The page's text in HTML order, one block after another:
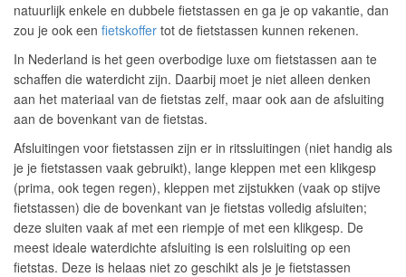
natuurlijk enkele en dubbele fietstassen en ga je op vakantie, dan
zou je ook een fietskoffer tot de fietstassen kunnen rekenen.
In Nederland is het geen overbodige luxe om fietstassen aan te
schaffen die waterdicht zijn. Daarbij moet je niet alleen denken
aan het materiaal van de fietstas zelf, maar ook aan de afsluiting
aan de bovenkant van de fietstas.
Afsluitingen voor fietstassen zijn er in ritssluitingen (niet handig als
je je fietstassen vaak gebruikt), lange kleppen met een klikgesp
(prima, ook tegen regen), kleppen met zijstukken (vaak op stijve
fietstassen) die de bovenkant van je fietstas volledig afsluiten;
deze sluiten vaak af met een riempje of met een klikgesp. De
meest ideale waterdichte afsluiting is een rolsluiting op een
fietstas. Deze is helaas niet zo geschikt als je je fietstassen